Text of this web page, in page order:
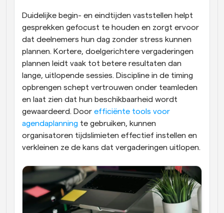
Duidelijke begin- en eindtijden vaststellen helpt
gesprekken gefocust te houden en zorgt ervoor
dat deelnemers hun dag zonder stress kunnen
plannen. Kortere, doelgerichtere vergaderingen
plannen leidt vaak tot betere resultaten dan
lange, uitlopende sessies. Discipline in de timing
opbrengen schept vertrouwen onder teamleden
en laat zien dat hun beschikbaarheid wordt
gewaardeerd. Door efficiënte tools voor
agendaplanning te gebruiken, kunnen
organisatoren tijdslimieten effectief instellen en
verkleinen ze de kans dat vergaderingen uitlopen.